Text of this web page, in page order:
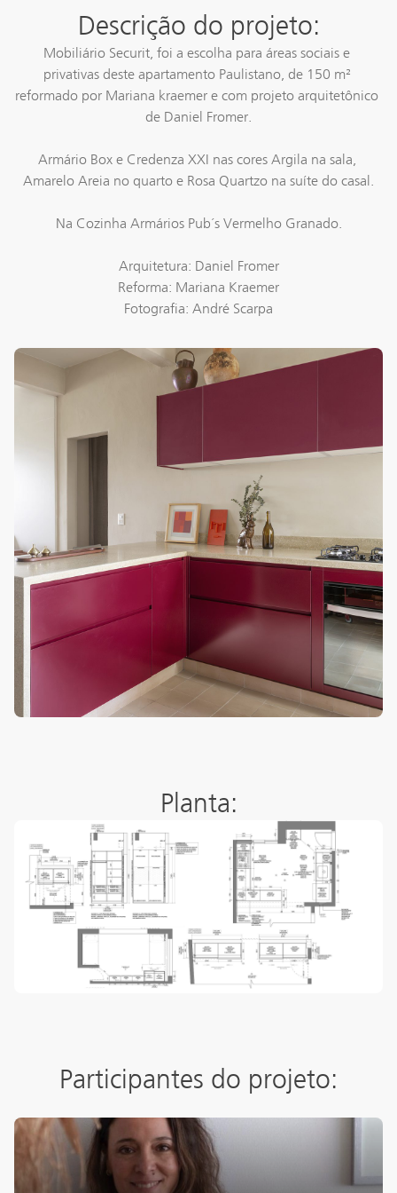
Descrição do projeto:
Mobiliário Securit, foi a escolha para áreas sociais e
privativas deste apartamento Paulistano, de 150 m²
reformado por Mariana kraemer e com projeto arquitetônico
de Daniel Fromer.
Armário Box e Credenza XXI nas cores Argila na sala,
Amarelo Areia no quarto e Rosa Quartzo na suíte do casal.
Na Cozinha Armários Pub´s Vermelho Granado.
Arquitetura: Daniel Fromer
Reforma: Mariana Kraemer
Planta:
Participantes do projeto: